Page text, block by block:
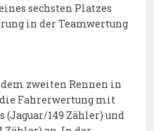
sechsten Platzes
in der Teamwertung
zweiten Rennen in
Fahrerwertung mit
(Jaguar/149 Zähler) und